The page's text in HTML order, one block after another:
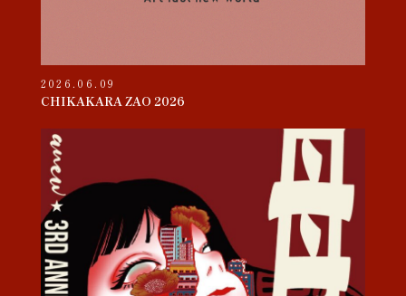
2026.06.09
CHIKAKARA ZAO 2026